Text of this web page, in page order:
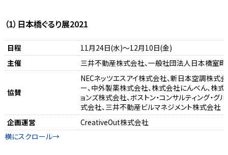
（1）日本橋ぐるり展2021
日程
11月24日(水)～12月10日(金)
主催
三井不動産株式会社、一般社団法人日本橋室町
協賛
NECネッツエスアイ株式会社、新日本空調株式
ー、中外製薬株式会社、株式会社にんべん、株
ョンズ株式会社、ボストン・コンサルティング・
式会社、三井不動産ビルマネジメント株式会社
企画運営
CreativeOut株式会社